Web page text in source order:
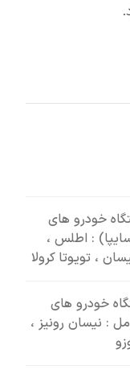
مزایده 13 دستگاه خودرو های
: اطلس ،
، تویوتا کرولا
38 دستگاه خودرو های
: نیسان رونیز ،